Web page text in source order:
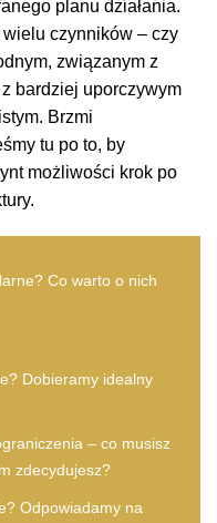
planu działania.
czynników – czy
związanym z
bardziej uporczywym
Brzmi
tu po to, by
możliwości krok po
Co warto o nich
Dobieramy idealny
– co musisz
zdecydujesz?
Odpowiadamy na